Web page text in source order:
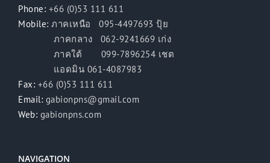
Phone: +66 (0)53 111 611
Mobile: ภาคเหนือ 095-4497693 ปุ้ย
ภาคกลาง 062-9241669 เก่ง
ภาคใต้ 099-7896254 เชต
แอดมิน 061-4087983
Fax: +66 (0)53 111 611
Email: gabionpns@gmail.com
Web: gabionpns.com
NAVIGATION